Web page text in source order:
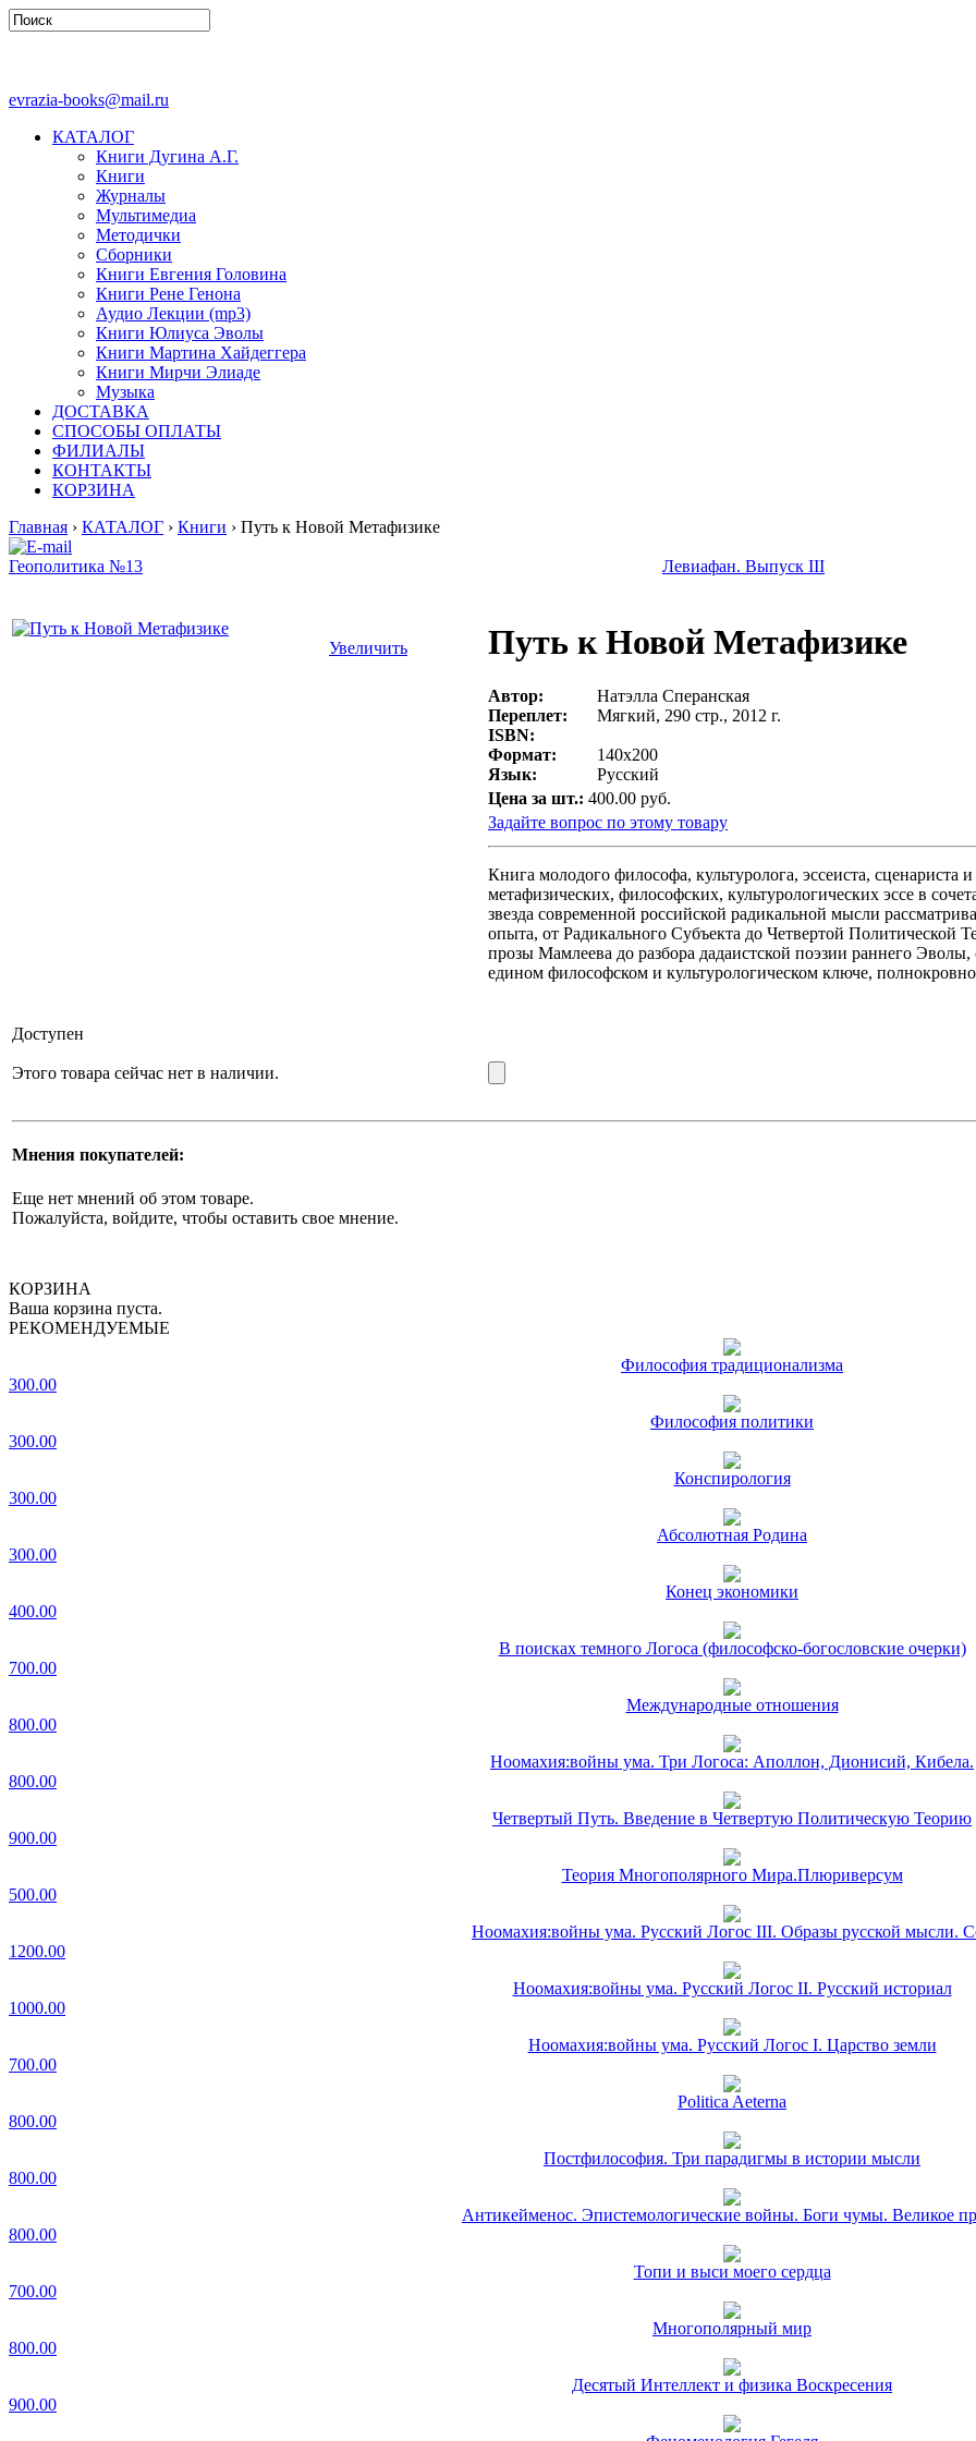
evrazia-books@mail.ru
КАТАЛОГ
Книги Дугина А.Г.
Книги
Журналы
Мультимедиа
Методички
Сборники
Книги Евгения Головина
Книги Рене Генона
Аудио Лекции (mp3)
Книги Юлиуса Эволы
Книги Мартина Хайдеггера
Книги Мирчи Элиаде
Музыка
ДОСТАВКА
СПОСОБЫ ОПЛАТЫ
ФИЛИАЛЫ
КОНТАКТЫ
КОРЗИНА
Главная › КАТАЛОГ › Книги › Путь к Новой Метафизике
Геополитика №13 Левиафан. Выпуск III
Увеличить Путь к Новой Метафизике
Автор:
Натэлла Сперанская
Переплет:
Мягкий, 290 стр., 2012 г.
ISBN:
Формат:
140x200
Язык:
Русский
Цена за шт.: 400.00 руб.
Задайте вопрос по этому товару
Книга молодого философа, культуролога, эссеиста,
метафизических, философских, культурологических эссе в
звезда современной российской радикальной мысли
опыта, от Радикального Субъекта до Четвертой Политической
прозы Мамлеева до разбора дадаистской поэзии раннего
едином философском и культурологическом ключе,
Доступен
Этого товара сейчас нет в наличии.
Мнения покупателей:
Еще нет мнений об этом товаре.
Пожалуйста, войдите, чтобы оставить свое мнение.
КОРЗИНА
Ваша корзина пуста.
РЕКОМЕНДУЕМЫЕ
Философия традиционализма
300.00
Философия политики
300.00
Конспирология
300.00
Абсолютная Родина
300.00
Конец экономики
400.00
В поисках темного Логоса (философско-богословские очерки)
700.00
Международные отношения
800.00
Ноомахия:войны ума. Три Логоса: Аполлон, Дионисий, Кибела.
800.00
Четвертый Путь. Введение в Четвертую Политическую Теорию
900.00
Теория Многополярного Мира.Плюриверсум
500.00
Ноомахия:войны ума. Русский Логос III. Образы русской мысли.
1200.00
Ноомахия:войны ума. Русский Логос II. Русский историал
1000.00
Ноомахия:войны ума. Русский Логос I. Царство земли
700.00
Politica Aeterna
800.00
Постфилософия. Три парадигмы в истории мысли
800.00
Антикейменос. Эпистемологические войны. Боги чумы. Великое
800.00
Топи и выси моего сердца
700.00
Многополярный мир
800.00
Десятый Интеллект и физика Воскресения
900.00